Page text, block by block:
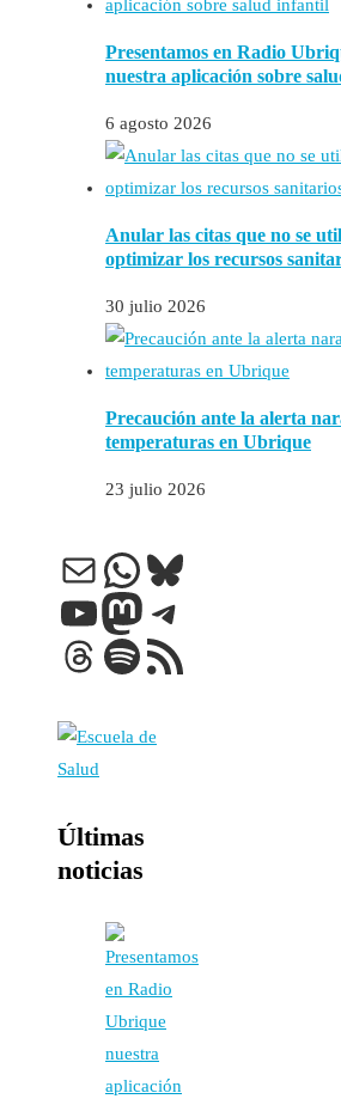
Presentamos en Radio
nuestra aplicación sobre
6 agosto 2026
Anular las citas que no se
optimizar los recursos
30 julio 2026
Precaución ante la alerta
temperaturas en Ubrique
23 julio 2026
Correo electrónico
WhatsApp
Bluesky
YouTube
Mastodon
Telegram
Threads
Spotify
Feed RSS
Últimas
noticias